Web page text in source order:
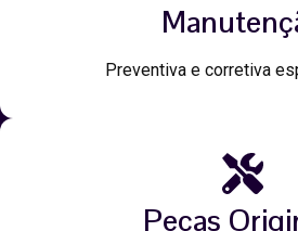
Preventiva e corretiva
Peças